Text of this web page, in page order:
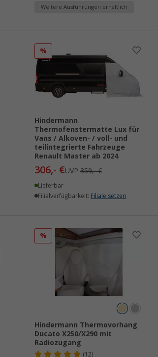
Weitere Ausführungen erhältlich
%
Hindermann
Thermofenstermatte Lux für
Vans / Alkoven- / voll- und
teilintegrierte Fahrzeuge
Renault Master ab 2024
306,- €UVP359,- €
Lieferbar
Filialverfügbarkeit: Filiale setzen
%
Hindermann Thermovorhang
Ducato X250/X290 mit
Radiozugang
(12)